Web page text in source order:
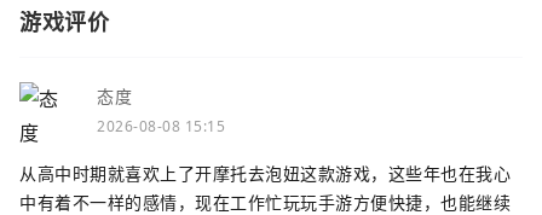
游戏评价
态度
2026-08-08 15:15
从高中时期就喜欢上了开摩托去泡妞这款游戏，这些年也在我心
中有着不一样的感情，现在工作忙玩玩手游方便快捷，也能继续